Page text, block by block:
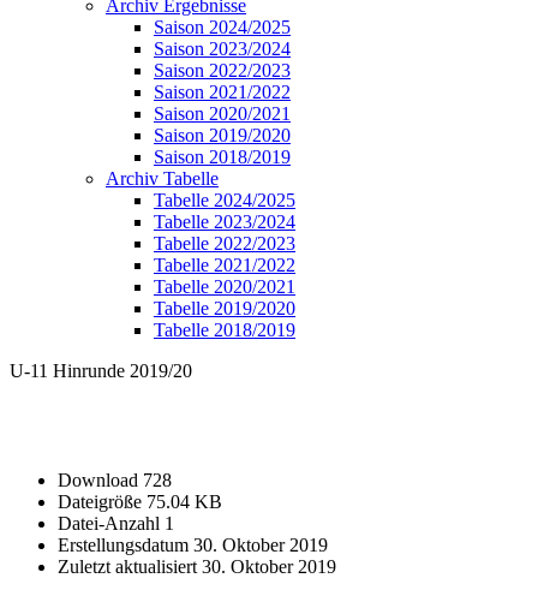
Archiv Ergebnisse
Saison 2024/2025
Saison 2023/2024
Saison 2022/2023
Saison 2021/2022
Saison 2020/2021
Saison 2019/2020
Saison 2018/2019
Archiv Tabelle
Tabelle 2024/2025
Tabelle 2023/2024
Tabelle 2022/2023
Tabelle 2021/2022
Tabelle 2020/2021
Tabelle 2019/2020
Tabelle 2018/2019
U-11 Hinrunde 2019/20
Download 728
Dateigröße 75.04 KB
Datei-Anzahl 1
Erstellungsdatum 30. Oktober 2019
Zuletzt aktualisiert30. Oktober 2019